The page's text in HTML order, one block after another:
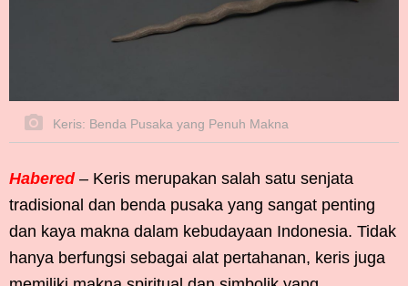
Keris: Benda Pusaka yang Penuh Makna
Habered– Keris merupakan salah satu senjata
tradisional dan benda pusaka yang sangat penting
dan kaya makna dalam kebudayaan Indonesia. Tidak
hanya berfungsi sebagai alat pertahanan, keris juga